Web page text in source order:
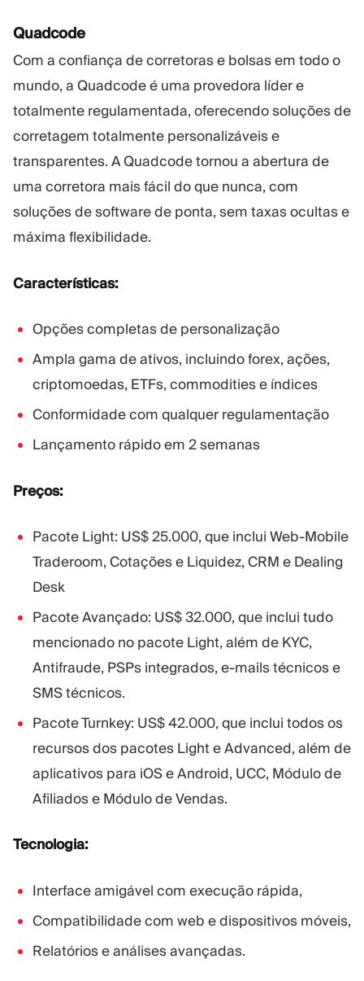
Quadcode
Com a confiança de corretoras e bolsas em todo o
mundo, a Quadcode é uma provedora líder e
totalmente regulamentada, oferecendo soluções de
corretagem totalmente personalizáveis e
transparentes. A Quadcode tornou a abertura de
uma corretora mais fácil do que nunca, com
soluções de software de ponta, sem taxas ocultas e
máxima flexibilidade.
Características:
Opções completas de personalização
Ampla gama de ativos, incluindo forex, ações,
criptomoedas, ETFs, commodities e índices
Conformidade com qualquer regulamentação
Lançamento rápido em 2 semanas
Preços:
Pacote Light: US$ 25.000, que inclui Web-Mobile
Traderoom, Cotações e Liquidez, CRM e Dealing
Desk
Pacote Avançado: US$ 32.000, que inclui tudo
mencionado no pacote Light, além de KYC,
Antifraude, PSPs integrados, e-mails técnicos e
SMS técnicos.
Pacote Turnkey: US$ 42.000, que inclui todos os
recursos dos pacotes Light e Advanced, além de
aplicativos para iOS e Android, UCC, Módulo de
Afiliados e Módulo de Vendas.
Tecnologia:
Interface amigável com execução rápida,
Compatibilidade com web e dispositivos móveis,
Relatórios e análises avançadas.